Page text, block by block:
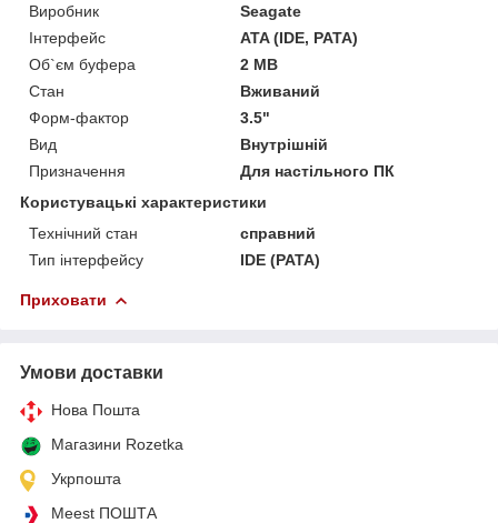
Виробник
Seagate
Інтерфейс
ATA (IDE, PATA)
Об`єм буфера
2 MB
Стан
Вживаний
Форм-фактор
3.5"
Вид
Внутрішній
Призначення
Для настільного ПК
Користувацькі характеристики
Технічний стан
справний
Тип інтерфейсу
IDE (PATA)
Приховати
Умови доставки
Нова Пошта
Магазини Rozetka
Укрпошта
Meest ПОШТА